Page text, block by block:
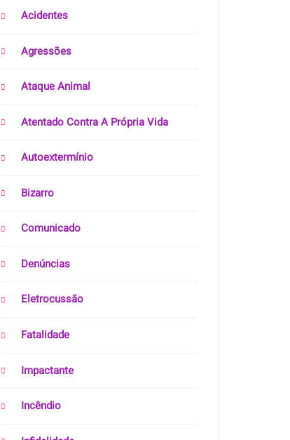
Acidentes
Agressões
Ataque Animal
Atentado Contra A Própria Vida
Autoextermínio
Bizarro
Comunicado
Denúncias
Eletrocussão
Fatalidade
Impactante
Incêndio